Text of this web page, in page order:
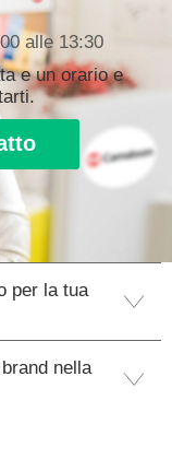
alle 13:30
e un orario e
per la tua
nella